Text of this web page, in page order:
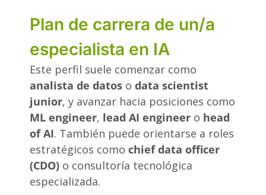
Plan de carrera de un/a
especialista en IA
Este perfil suele comenzar como
analista de datos odata scientist
junior, y avanzar hacia posiciones como
ML engineer, lead AI engineer o head
of AI. También puede orientarse a roles
estratégicos comochief data officer
(CDO) o consultoría tecnológica
especializada.